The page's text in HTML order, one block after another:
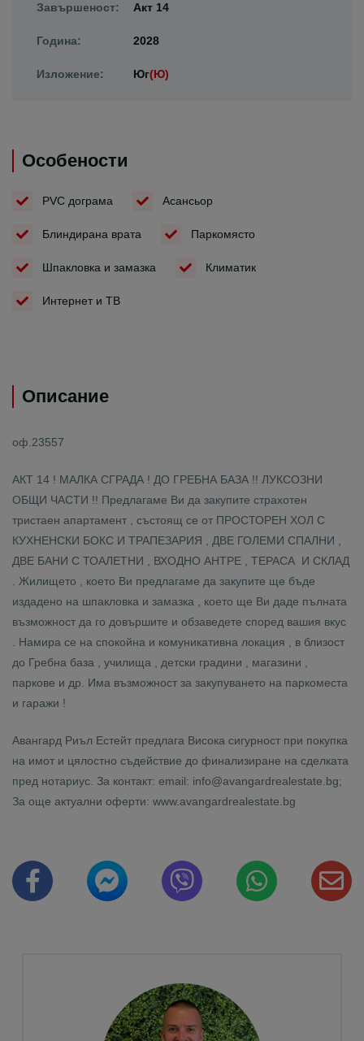
Завършеност: Акт 14
Година: 2028
Изложение: Юг(Ю)
Особености
PVC дограма Асансьор
Блиндирана врата Паркомясто
Шпакловка и замазка Климатик
Интернет и ТВ
Описание
оф.23557
АКТ 14 ! МАЛКА СГРАДА ! ДО ГРЕБНА БАЗА !! ЛУКСОЗНИ
ОБЩИ ЧАСТИ !! Предлагаме Ви да закупите страхотен
тристаен апартамент , състоящ се от ПРОСТОРЕН ХОЛ С
КУХНЕНСКИ БОКС И ТРАПЕЗАРИЯ , ДВЕ ГОЛЕМИ СПАЛНИ ,
ДВЕ БАНИ С ТОАЛЕТНИ , ВХОДНО АНТРЕ , ТЕРАСА И СКЛАД
. Жилището , което Ви предлагаме да закупите ще бъде
издадено на шпакловка и замазка , което ще Ви даде пълната
възможност да го довършите и обзаведете според вашия вкус
. Намира се на спокойна и комуникативна локация , в близост
до Гребна база , училища , детски градини , магазини ,
паркове и др. Има възможност за закупуването на паркоместа
и гаражи !
Авангард Риъл Естейт предлага Висока сигурност при покупка
на имот и цялостно съдействие до финализиране на сделката
пред нотариус. За контакт: email: info@avangardrealestate.bg;
За още актуални оферти: www.avangardrealestate.bg